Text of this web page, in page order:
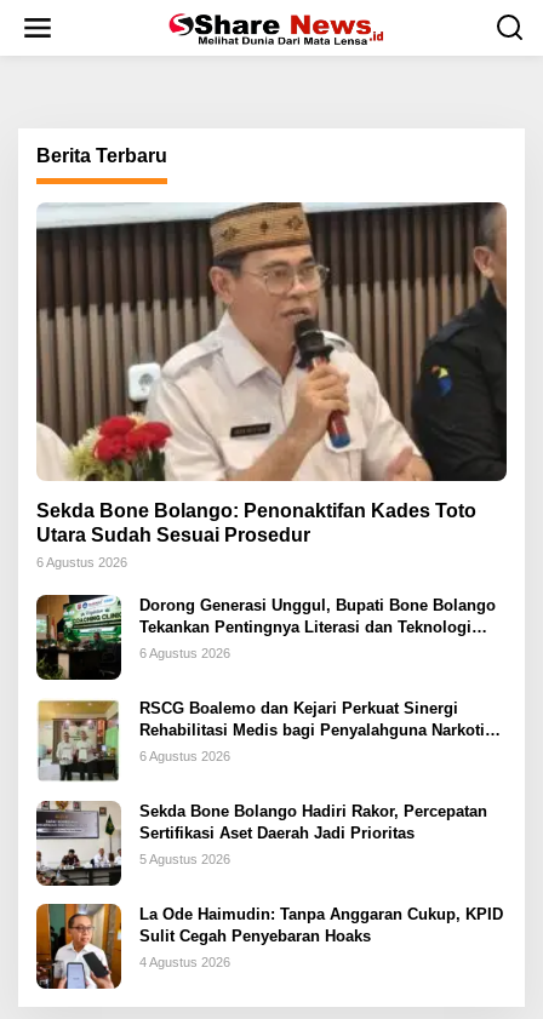
w
Berita Terbaru
Sekda Bone Bolango: Penonaktifan Kades Toto
Utara Sudah Sesuai Prosedur
6 Agustus 2026
Dorong Generasi Unggul, Bupati Bone Bolango
Tekankan Pentingnya Literasi dan Teknologi
sejak Dini
6 Agustus 2026
RSCG Boalemo dan Kejari Perkuat Sinergi
Rehabilitasi Medis bagi Penyalahguna Narkotika
melalui Keadilan Restoratif
6 Agustus 2026
Sekda Bone Bolango Hadiri Rakor, Percepatan
Sertifikasi Aset Daerah Jadi Prioritas
5 Agustus 2026
La Ode Haimudin: Tanpa Anggaran Cukup, KPID
Sulit Cegah Penyebaran Hoaks
4 Agustus 2026